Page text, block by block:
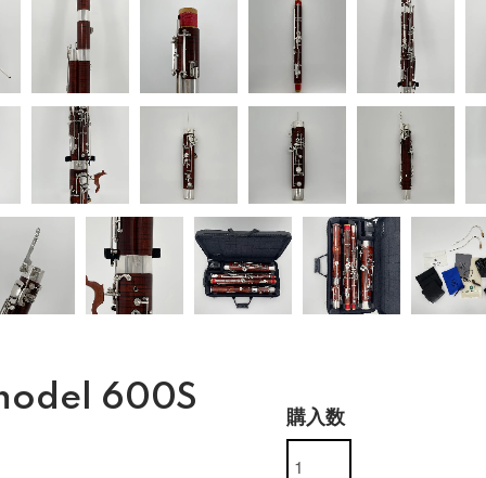
600S
購入数